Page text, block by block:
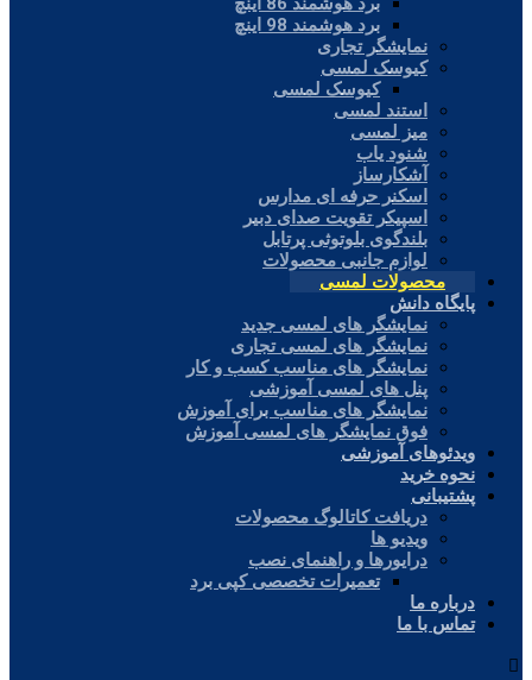
برد هوشمند 98 اینچ
نمایشگر تجاری
کیوسک لمسی
کیوسک لمسی
استند لمسی
میز لمسی
شنود یاب
آشکارساز
اسکنر حرفه ای مدارس
اسپیکر تقویت صدای دبیر
بلندگوی بلوتوثی پرتابل
لوازم جانبی محصولات
محصولات لمسی
پایگاه دانش
نمایشگر های لمسی جدید
نمایشگر های لمسی تجاری
نمایشگر های مناسب کسب و کار
پنل های لمسی آموزشی
نمایشگر های مناسب برای آموزش
فوق نمایشگر های لمسی آموزش
ویدئوهای آموزشی
نحوه خرید
پشتیبانی
دریافت کاتالوگ محصولات
ویدیو ها
درایورها و راهنمای نصب
تعمیرات تخصصی کپی برد
درباره ما
تماس با ما